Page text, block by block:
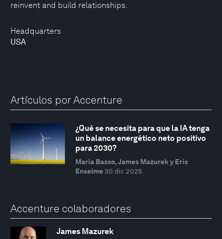
Headquarters
USA
reinvent and build relationships.
Artículos por Accenture
¿Qué se necesita para que la IA tenga
un balance energético neto positivo
para 2030?
Maria Basso, James Mazurek y Eric
Enselme 30 dic 2025
Accenture colaboradores
James Mazurek